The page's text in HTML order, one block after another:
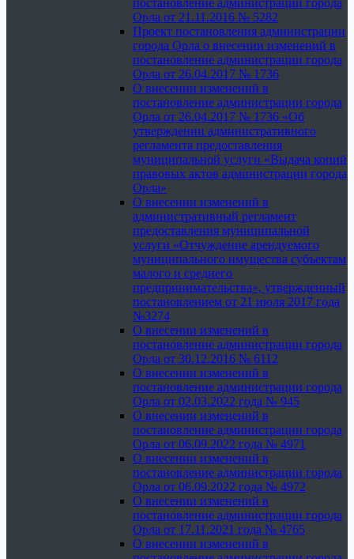
постановление администрации города
Орла от 21.11.2016 № 5282
Проект постановления администрации
города Орла о внесении изменений в
постановление администрации города
Орла от 26.04.2017 № 1736
О внесении изменений в
постановление администрации города
Орла от 26.04.2017 № 1736 «Об
утверждении административного
регламента предоставления
муниципальной услуги «Выдача копий
правовых актов администрации города
Орла»
О внесении изменений в
административный регламент
предоставления муниципальной
услуги «Отчуждение арендуемого
муниципального имущества субъектам
малого и среднего
предпринимательства», утвержденный
постановлением от 21 июля 2017 года
№3274
О внесении изменений в
постановление администрации города
Орла от 30.12.2016 № 6112
О внесении изменений в
постановление администрации города
Орла от 02.03.2022 года № 945
О внесении изменений в
постановление администрации города
Орла от 06.09.2022 года № 4971
О внесении изменений в
постановление администрации города
Орла от 06.09.2022 года № 4972
О внесении изменений в
постановление администрации города
Орла от 17.11.2021 года № 4765
О внесении изменений в